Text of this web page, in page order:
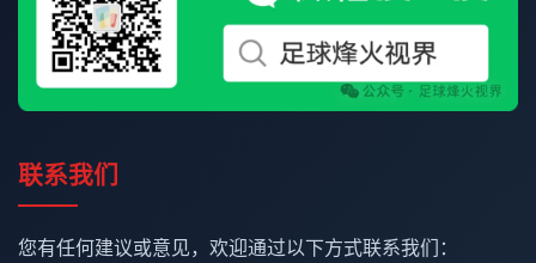
联系我们
您有任何建议或意见，欢迎通过以下方式联系我们：